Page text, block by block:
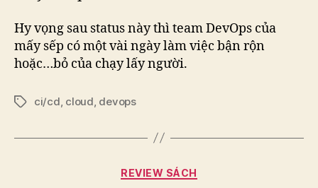
Hy vọng sau status này thì team DevOps của
mấy sếp có một vài ngày làm việc bận rộn
hoặc…bỏ của chạy lấy người.
Tagsci/cd cloud devops
Categories
REVIEW SÁCH